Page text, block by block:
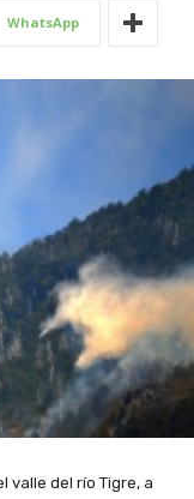
WhatsApp
valle del río Tigre, a